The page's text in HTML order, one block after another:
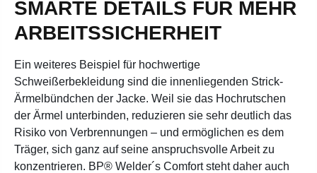
SMARTE DETAILS FÜR MEHR
ARBEITSSICHERHEIT
Ein weiteres Beispiel für hochwertige
Schweißerbekleidung sind die innenliegenden Strick-
Ärmelbündchen der Jacke. Weil sie das Hochrutschen
der Ärmel unterbinden, reduzieren sie sehr deutlich das
Risiko von Verbrennungen – und ermöglichen es dem
Träger, sich ganz auf seine anspruchsvolle Arbeit zu
konzentrieren. BP® Welder´s Comfort steht daher auch